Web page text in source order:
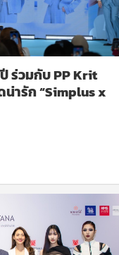
ร่วมกับ PP Krit
ารัก “Simplus x